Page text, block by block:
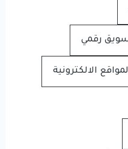
رقمي
الالكترونية